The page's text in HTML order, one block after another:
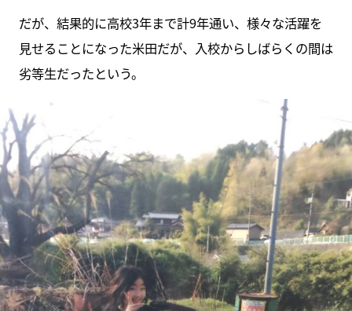
だが、結果的に高校3年まで計9年通い、様々な活躍を
見せることになった米田だが、入校からしばらくの間は
劣等生だったという。